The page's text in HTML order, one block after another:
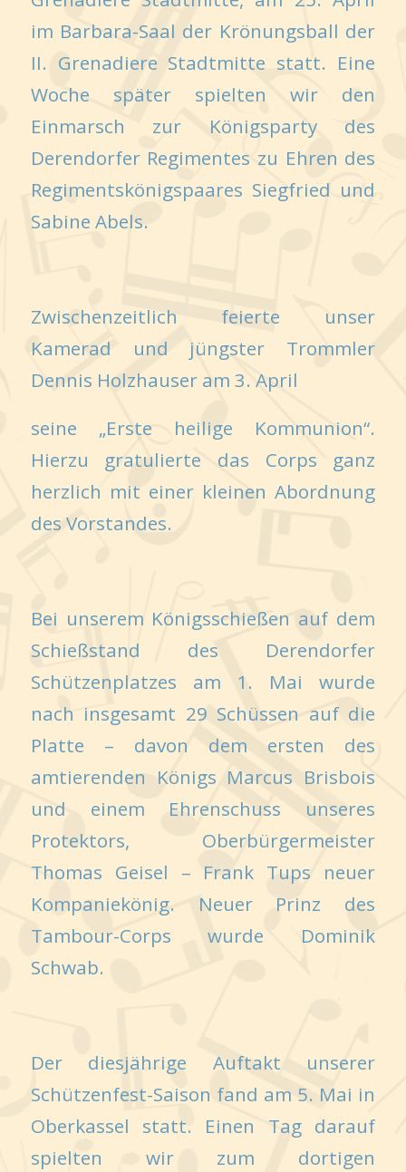
im Barbara-Saal der Krönungsball der
II. Grenadiere Stadtmitte statt. Eine
Woche später spielten wir den
Einmarsch zur Königsparty des
Derendorfer Regimentes zu Ehren des
Regimentskönigspaares Siegfried und
Sabine Abels.
Zwischenzeitlich feierte unser
Kamerad und jüngster Trommler
Dennis Holzhauser am 3. April
seine „Erste heilige Kommunion“.
Hierzu gratulierte das Corps ganz
herzlich mit einer kleinen Abordnung
des Vorstandes.
Bei unserem Königsschießen auf dem
Schießstand des Derendorfer
Schützenplatzes am 1. Mai wurde
nach insgesamt 29 Schüssen auf die
Platte – davon dem ersten des
amtierenden Königs Marcus Brisbois
und einem Ehrenschuss unseres
Protektors, Oberbürgermeister
Thomas Geisel – Frank Tups neuer
Kompaniekönig. Neuer Prinz des
Tambour-Corps wurde Dominik
Schwab.
Der diesjährige Auftakt unserer
Schützenfest-Saison fand am 5. Mai in
Oberkassel statt. Einen Tag darauf
spielten wir zum dortigen